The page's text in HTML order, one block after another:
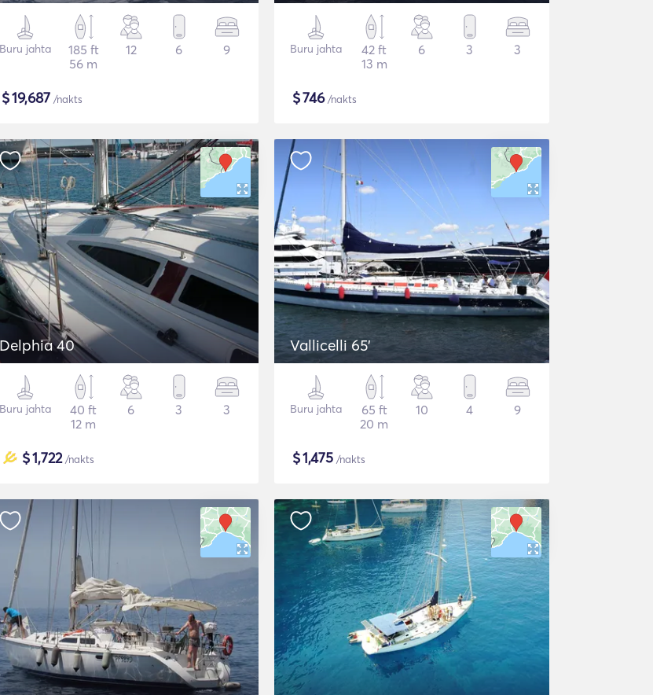
Buru jahta
185 ft
56 m
12 6 9
$19,687 /nakts
Buru jahta
42 ft
13 m
6 3 3
$746/nakts
Delphia 40
Buru jahta
40 ft
12 m
6 3 3
$1,722/nakts
Vallicelli 65'
Buru jahta
65 ft
20 m
10 4 9
$1,475 /nakts